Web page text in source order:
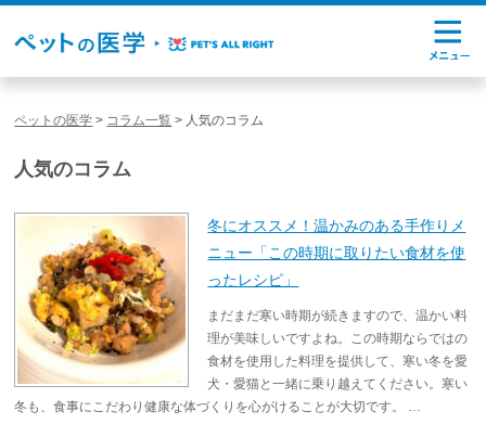
ペットの医学 > コラム一覧 > 人気のコラム
人気のコラム
冬にオススメ！温かみのある手作りメ
ニュー「この時期に取りたい食材を使
ったレシピ」
まだまだ寒い時期が続きますので、温かい料
理が美味しいですよね。この時期ならではの
食材を使用した料理を提供して、寒い冬を愛
犬・愛猫と一緒に乗り越えてください。寒い
冬も、食事にこだわり健康な体づくりを心がけることが大切です。 …